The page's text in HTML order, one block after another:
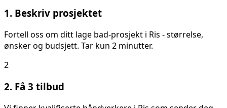
1. Beskriv prosjektet
Fortell oss om ditt lage bad-prosjekt i Ris - størrelse,
ønsker og budsjett. Tar kun 2 minutter.
2
2. Få 3 tilbud